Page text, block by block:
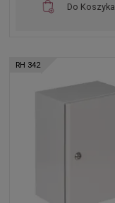
Do Koszyka
RH 342